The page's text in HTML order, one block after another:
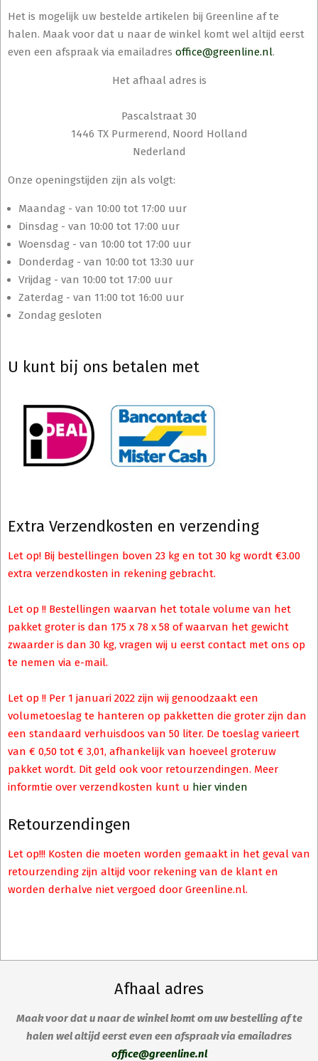
Het is mogelijk uw bestelde artikelen bij Greenline af te
halen. Maak voor dat u naar de winkel komt wel altijd eerst
even een afspraak via emailadres office@greenline.nl.
Het afhaal adres is
Pascalstraat 30
1446 TX Purmerend, Noord Holland
Nederland
Onze openingstijden zijn als volgt:
Maandag - van 10:00 tot 17:00 uur
Dinsdag - van 10:00 tot 17:00 uur
Woensdag - van 10:00 tot 17:00 uur
Donderdag - van 10:00 tot 13:30 uur
Vrijdag - van 10:00 tot 17:00 uur
Zaterdag - van 11:00 tot 16:00 uur
Zondag gesloten
U kunt bij ons betalen met
Extra Verzendkosten en verzending
Let op! Bij bestellingen boven 23 kg en tot 30 kg wordt €3.00
extra verzendkosten in rekening gebracht.
Let op !! Bestellingen waarvan het totale volume van het
pakket groter is dan 175 x 78 x 58 of waarvan het gewicht
zwaarder is dan 30 kg, vragen wij u eerst contact met ons op
te nemen via e-mail.
Let op !! Per 1 januari 2022 zijn wij genoodzaakt een
volumetoeslag te hanteren op pakketten die groter zijn dan
een standaard verhuisdoos van 50 liter. De toeslag varieert
van € 0,50 tot € 3,01, afhankelijk van hoeveel groteruw
pakket wordt. Dit geld ook voor retourzendingen. Meer
informtie over verzendkosten kunt u hier vinden
Retourzendingen
Let op!!! Kosten die moeten worden gemaakt in het geval van
retourzending zijn altijd voor rekening van de klant en
worden derhalve niet vergoed door Greenline.nl.
Afhaal adres
Maak voor dat u naar de winkel komt om uw bestelling af te
halen wel altijd eerst even een afspraak via emailadres
office@greenline.nl